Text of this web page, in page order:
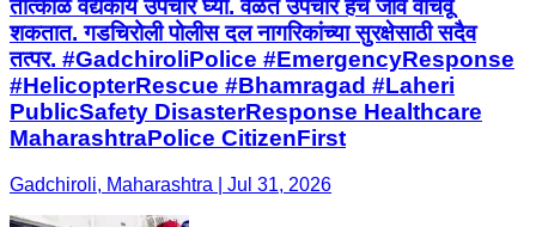
तात्काळ वैद्यकीय उपचार घ्या. वेळेत उपचार हेच जीव वाचवू
शकतात. गडचिरोली पोलीस दल नागरिकांच्या सुरक्षेसाठी सदैव
तत्पर. #GadchiroliPolice #EmergencyResponse
#HelicopterRescue #Bhamragad #Laheri
PublicSafety DisasterResponse Healthcare
MaharashtraPolice CitizenFirst
Gadchiroli, Maharashtra | Jul 31, 2026